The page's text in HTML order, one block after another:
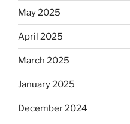
May 2025
April 2025
March 2025
January 2025
December 2024